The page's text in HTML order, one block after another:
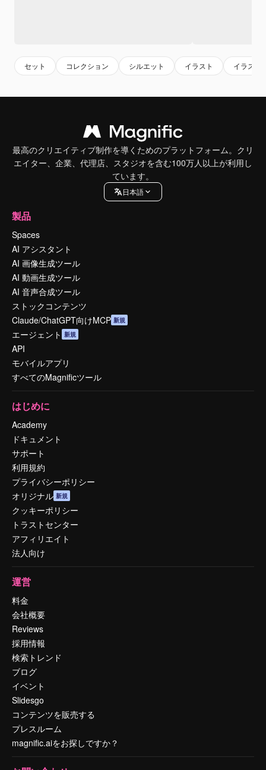
セット コレクション シルエット イラスト イラスト
最高のクリエイティブ制作を導くためのプラットフォーム。クリ
エイター、企業、代理店、スタジオを含む100万人以上が利用し
ています。
日本語
製品
Spaces
AI アシスタント
AI 画像生成ツール
AI 動画生成ツール
AI 音声合成ツール
ストックコンテンツ
Claude/ChatGPT向けMCP 新規
エージェント 新規
API
モバイルアプリ
すべてのMagnificツール
はじめに
Academy
ドキュメント
サポート
利用規約
プライバシーポリシー
オリジナル 新規
クッキーポリシー
トラストセンター
アフィリエイト
法人向け
運営
料金
会社概要
Reviews
採用情報
検索トレンド
ブログ
イベント
Slidesgo
コンテンツを販売する
プレスルーム
magnific.aiをお探しですか？